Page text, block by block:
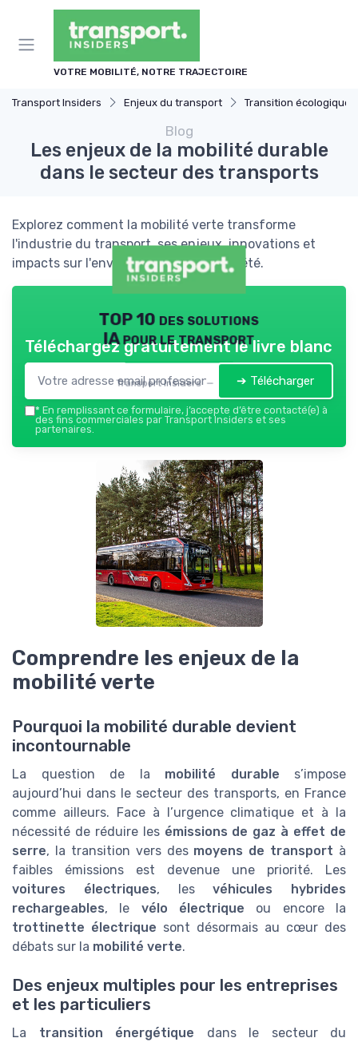
VOTRE MOBILITÉ, NOTRE TRAJECTOIRE
Transport Insiders Enjeux du transport Transition écologique
Blog
Les enjeux de la mobilité durable
dans le secteur des transports
Explorez comment la mobilité verte transforme
l'industrie du transport, ses enjeux, innovations et
impacts sur l'environnement et la société.
TOP 10 des solutions
IA pour le transport
Transport Insiders — 2026
Téléchargez gratuitement le livre blanc
➔ Télécharger
* En remplissant ce formulaire, j’accepte d’être contacté(e) à
des fins commerciales par Transport Insiders et ses
partenaires.
Comprendre les enjeux de la
mobilité verte
Pourquoi la mobilité durable devient
incontournable
La question de la mobilité durable s’impose
aujourd’hui dans le secteur des transports, en France
comme ailleurs. Face à l’urgence climatique et à la
nécessité de réduire les émissions de gaz à effet de
serre, la transition vers des moyens de transport à
faibles émissions est devenue une priorité. Les
voitures électriques, lesvéhicules hybrides
rechargeables, le vélo électrique ou encore la
trottinette électrique sont désormais au cœur des
débats sur la mobilité verte.
Des enjeux multiples pour les entreprises
et les particuliers
La transition énergétique dans le secteur du
Panneau de gestion des cookies